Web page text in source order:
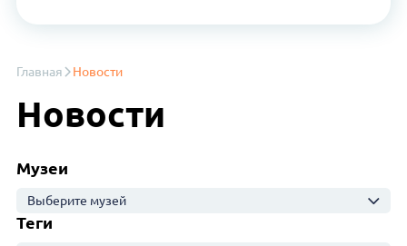
Главная Новости
Новости
Музеи
Выберите музей
Теги